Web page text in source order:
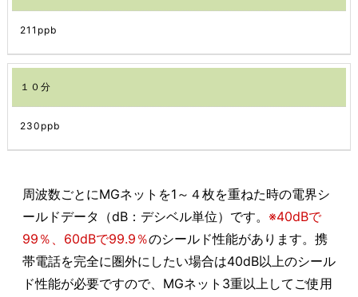
211ppb
１０分
230ppb
周波数ごとにMGネットを1～４枚を重ねた時の電界シ
ールドデータ（dB：デシベル単位）です。 ※40dBで
99％、60dBで99.9％のシールド性能があります。携
帯電話を完全に圏外にしたい場合は40dB以上のシール
ド性能が必要ですので、MGネット3重以上してご使用